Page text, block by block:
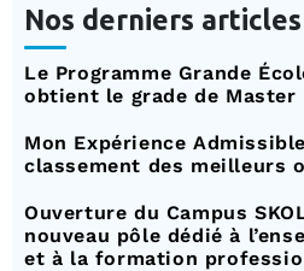
Nos derniers articles
Le Programme Grande
obtient le grade de Master
Mon Expérience
classement des meilleurs
Ouverture du Campus
nouveau pôle dédié à
et à la formation